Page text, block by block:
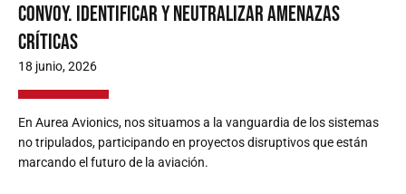
CONVOY. Identificar y neutralizar amenazas
críticas
18 junio, 2026
En Aurea Avionics, nos situamos a la vanguardia de los sistemas
no tripulados, participando en proyectos disruptivos que están
marcando el futuro de la aviación.